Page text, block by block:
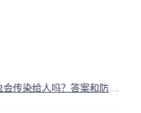
狗狗身上的蜱虫会传染给人吗？答案和防护方法都在这